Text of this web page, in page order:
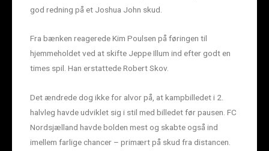
god redning på et Joshua John skud.
Fra bænken reagerede Kim Poulsen på føringen til
hjemmeholdet ved at skifte Jeppe Illum ind efter godt en
times spil. Han erstattede Robert Skov.
Det ændrede dog ikke for alvor på, at kampbilledet i 2.
halvleg havde udviklet sig i stil med billedet før pausen. FC
Nordsjælland havde bolden mest og skabte også ind
imellem farlige chancer – primært på skud fra distancen.